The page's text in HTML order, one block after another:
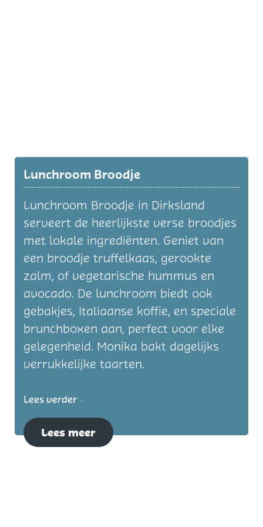
Lunchroom Broodje
Lunchroom Broodje in Dirksland
serveert de heerlijkste verse broodjes
met lokale ingrediënten. Geniet van
een broodje truffelkaas, gerookte
zalm, of vegetarische hummus en
avocado. De lunchroom biedt ook
gebakjes, Italiaanse koffie, en speciale
brunchboxen aan, perfect voor elke
gelegenheid. Monika bakt dagelijks
verrukkelijke taarten.
Lees verder
Lees meer